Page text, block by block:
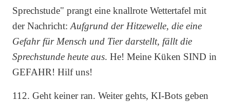
Sprechstude" prangt eine knallrote Wettertafel mit
der Nachricht:Aufgrund der Hitzewelle, die eine
Gefahr für Mensch und Tier darstellt, fällt die
Sprechstunde heute aus. He! Meine Küken SIND in
GEFAHR! Hilf uns!
112. Geht keiner ran. Weiter gehts, KI-Bots geben